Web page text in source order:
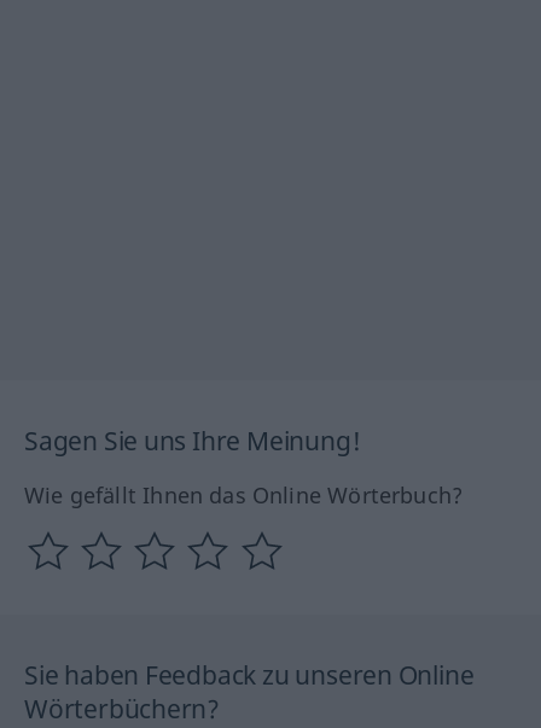
Sagen Sie uns Ihre Meinung!
Wie gefällt Ihnen das Online Wörterbuch?
Sie haben Feedback zu unseren Online
Wörterbüchern?